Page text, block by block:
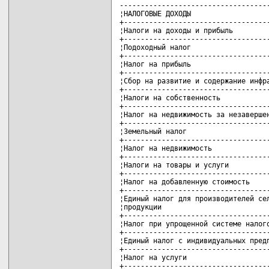
¦НАЛОГОВЫЕ ДОХОДЫ
¦Налоги на доходы и прибыль
¦Подоходный налог
¦Налог на прибыль
¦Сбор на развитие и содержание
¦Налоги на собственность
¦Налог на недвижимость за
¦Земельный налог
¦Налог на недвижимость
¦Налоги на товары и услуги
¦Налог на добавленную
¦Единый налог для
¦продукции
¦Налог при упрощенной системе
¦Единый налог с индивидуальных
¦Налог на услуги